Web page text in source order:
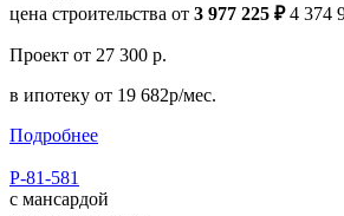
цена строительства от 3 977 225 ₽ 4 374
Проект от 27 300 р.
в ипотеку от 19 682р/мес.
Подробнее
Р-81-581
с мансардой